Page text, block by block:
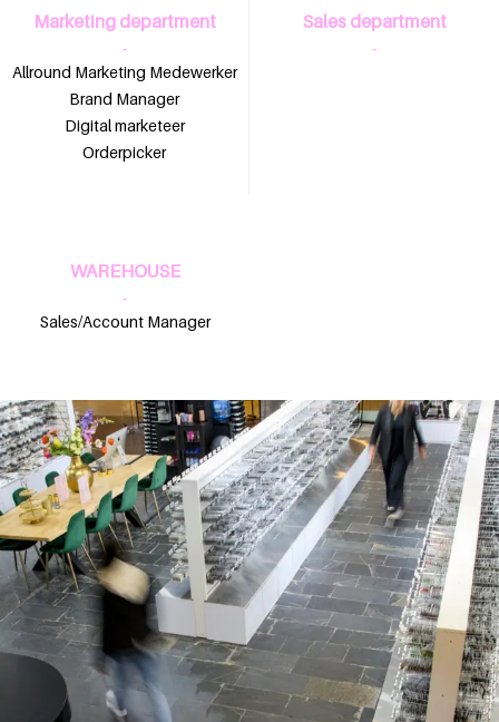
Marketing department
-
Allround Marketing Medewerker
Brand Manager
Digital marketeer
Orderpicker
Sales department
-
WAREHOUSE
-
Sales/Account Manager